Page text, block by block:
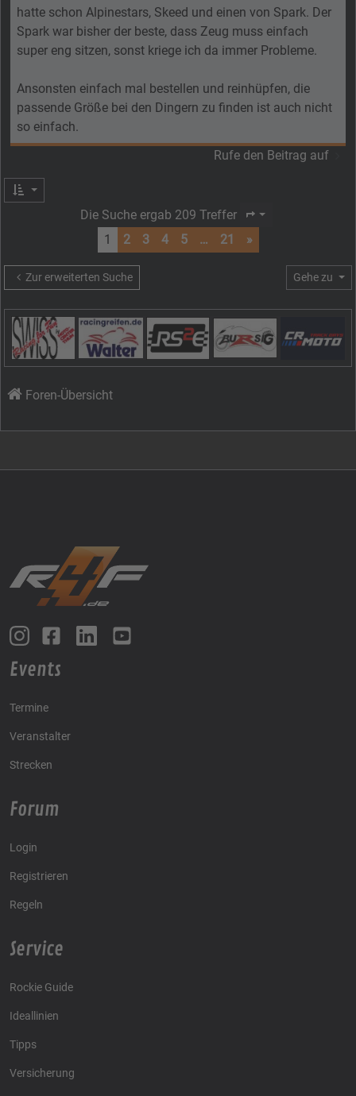
hatte schon Alpinestars, Skeed und einen von Spark. Der
Spark war bisher der beste, dass Zeug muss einfach
super eng sitzen, sonst kriege ich da immer Probleme.
Ansonsten einfach mal bestellen und reinhüpfen, die
passende Größe bei den Dingern zu finden ist auch nicht
so einfach.
Rufe den Beitrag auf
Die Suche ergab 209 Treffer Seite
1 2 3 4 5 … 21 »
Zur erweiterten Suche Gehe zu
Foren-Übersicht
Events
Termine
Veranstalter
Strecken
Forum
Login
Registrieren
Regeln
Service
Rockie Guide
Ideallinien
Tipps
Versicherung